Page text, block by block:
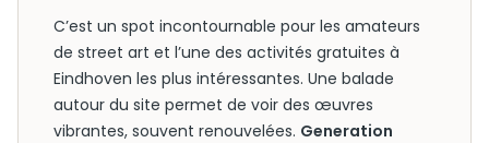
C’est un spot incontournable pour les amateurs
de street art et l’une des activités gratuites à
Eindhoven les plus intéressantes. Une balade
autour du site permet de voir des œuvres
vibrantes, souvent renouvelées. Generation